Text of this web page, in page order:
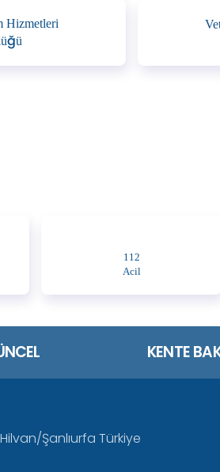
Hizmetleri
112
Acil
KENTE
Şanlıurfa Türkiye